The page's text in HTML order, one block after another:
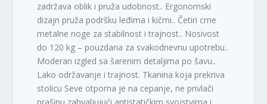
zadržava oblik i pruža udobnost.. Ergonomski
dizajn pruža podršku leđima i kičmi.. Četiri crne
metalne noge za stabilnost i trajnost.. Nosivost
do 120 kg – pouzdana za svakodnevnu upotrebu..
Moderan izgled sa šarenim detaljima po šavu..
Lako održavanje i trajnost. Tkanina koja prekriva
stolicu Seve otporna je na cepanje, ne privlači